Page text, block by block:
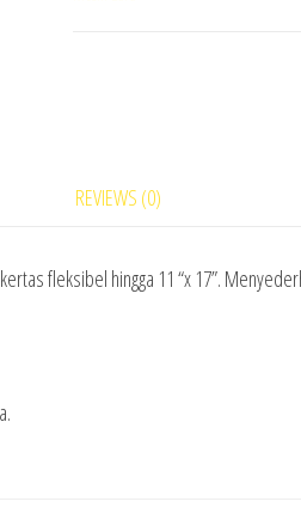
REVIEWS (0)
fleksibel hingga 11 “x 17”.